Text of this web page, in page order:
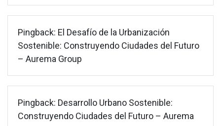
Pingback: El Desafío de la Urbanización
Sostenible: Construyendo Ciudades del Futuro
– Aurema Group
Pingback: Desarrollo Urbano Sostenible:
Construyendo Ciudades del Futuro – Aurema